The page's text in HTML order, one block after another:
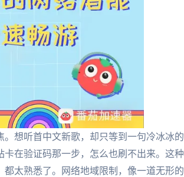
想听首中文新歌，却只等到一句冷冰冰的
在验证码那一步，怎么也刷不出来。这种
太熟悉了。网络地域限制，像一道无形的